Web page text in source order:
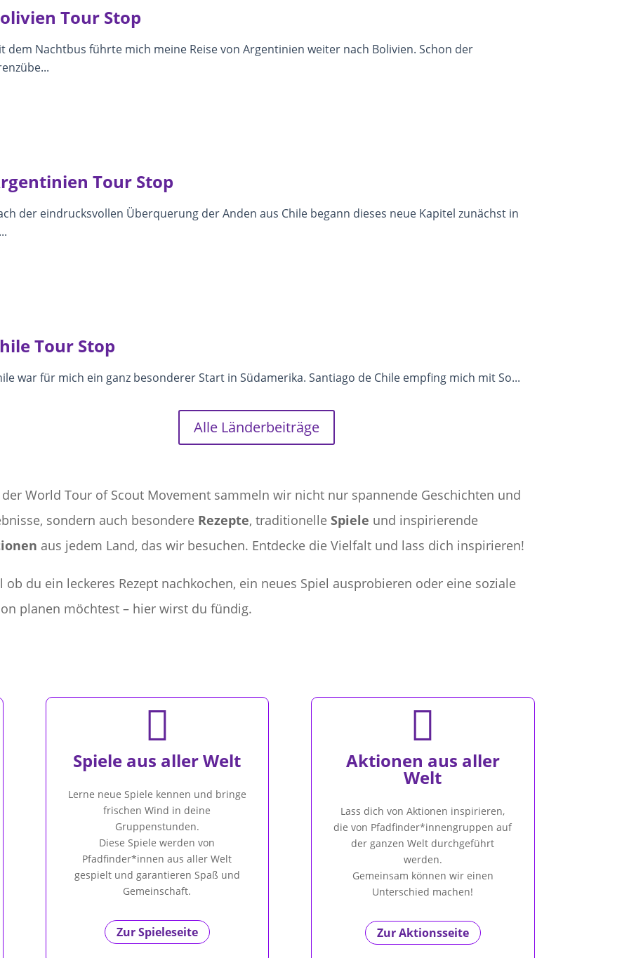
Tour Stop
dem Nachtbus führte mich meine Reise von Argentinien weiter nach Bolivien. Schon der
Tour Stop
der eindrucksvollen Überquerung der Anden aus Chile begann dieses neue Kapitel zunächst in
Tour Stop
war für mich ein ganz besonderer Start in Südamerika. Santiago de Chile empfing mich mit So...
Alle Länderbeiträge
World Tour of Scout Movement sammeln wir nicht nur spannende Geschichten und
sondern auch besondere Rezepte, traditionelle Spiele und inspirierende
aus jedem Land, das wir besuchen. Entdecke die Vielfalt und lass dich inspirieren!
ob du ein leckeres Rezept nachkochen, ein neues Spiel ausprobieren oder eine soziale
planen möchtest – hier wirst du fündig.

Spiele aus aller Welt
Lerne neue Spiele kennen und bringe
frischen Wind in deine
Gruppenstunden.
Diese Spiele werden von
Pfadfinder*innen aus aller Welt
gespielt und garantieren Spaß und
Gemeinschaft.
Zur Spieleseite

Aktionen aus aller
Welt
Lass dich von Aktionen inspirieren,
die von Pfadfinder*innengruppen auf
der ganzen Welt durchgeführt
werden.
Gemeinsam können wir einen
Unterschied machen!
Zur Aktionsseite